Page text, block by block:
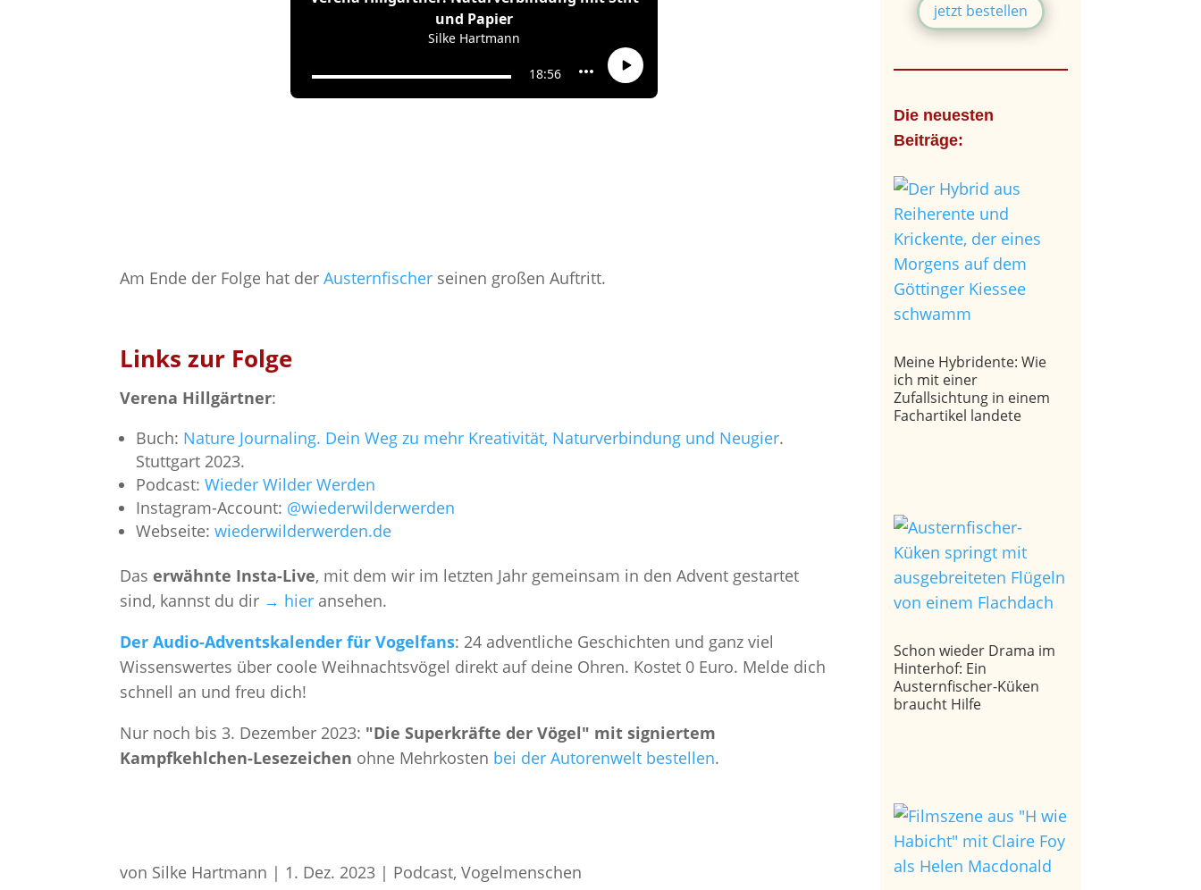
Am Ende der Folge hat derAusternfischer seinen großen Auftritt.
Links zur Folge
Verena Hillgärtner:
Buch: Nature Journaling. Dein Weg zu mehr Kreativität, Naturverbindung und Neugier.
Stuttgart 2023.
Podcast:Wieder Wilder Werden
Instagram-Account: @wiederwilderwerden
Webseite:wiederwilderwerden.de
Daserwähnte Insta-Live, mit dem wir im letzten Jahr gemeinsam in den Advent gestartet
sind, kannst du dir → hier ansehen.
Der Audio-Adventskalender für Vogelfans: 24 adventliche Geschichten und ganz viel
Wissenswertes über coole Weihnachtsvögel direkt auf deine Ohren. Kostet 0 Euro. Melde dich
schnell an und freu dich!
Nur noch bis 3. Dezember 2023: "Die Superkräfte der Vögel" mit signiertem
Kampfkehlchen-Lesezeichen ohne Mehrkosten bei der Autorenwelt bestellen.
von Silke Hartmann | 1. Dez. 2023 | Podcast,Vogelmenschen
jetzt bestellen
Die neuesten
Beiträge:
Meine Hybridente: Wie
ich mit einer
Zufallsichtung in einem
Fachartikel landete
Schon wieder Drama im
Hinterhof: Ein
Austernfischer-Küken
braucht Hilfe